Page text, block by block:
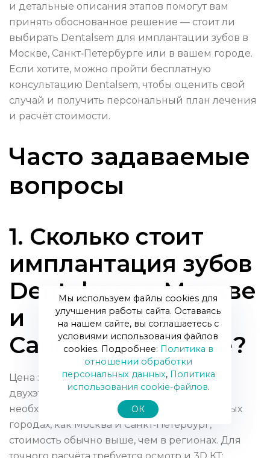
и детальные описания этапов помогут вам
принять обоснованное решение — стоит ли
выбирать Dentalsem для имплантации зубов в
Москве, Санкт‑Петербурге или в вашем городе.
Если хотите, можно пройти бесплатную
консультацию Dentalsem, чтобы оценить свой
случай и получить персональный план лечения
и расчёт стоимости.
Часто задаваемые
вопросы
1. Сколько стоит
имплантация зубов
Dentalsem в Москве
и
Санкт‑Петербурге?
Цена зависит от метода (одномоментная,
двухэтапная, All‑on‑4), вида коронки и
необходимости костной пластики. В крупных
городах, как Москва и Санкт‑Петербург,
стоимость обычно выше, чем в регионах. Для
Мы используем файлы cookies для
улучшения работы сайта. Оставаясь
на нашем сайте, вы соглашаетесь с
условиями использования файлов
cookies. Подробнее: Политика в
отношении обработки
персональных данных, Политика
использования сookie-файлов.
ОК